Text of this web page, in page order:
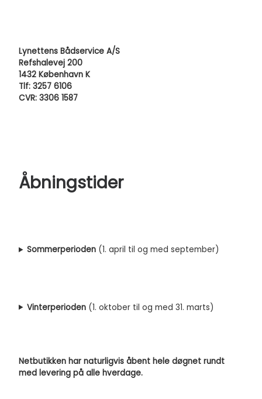
Lynettens Bådservice A/S
Refshalevej 200
1432 København K
Tlf: 3257 6106
CVR: 3306 1587
Åbningstider
Sommerperioden (1. april til og med september)
Vinterperioden (1. oktober til og med 31. marts)
Netbutikken har naturligvis åbent hele døgnet rundt
med levering på alle hverdage.